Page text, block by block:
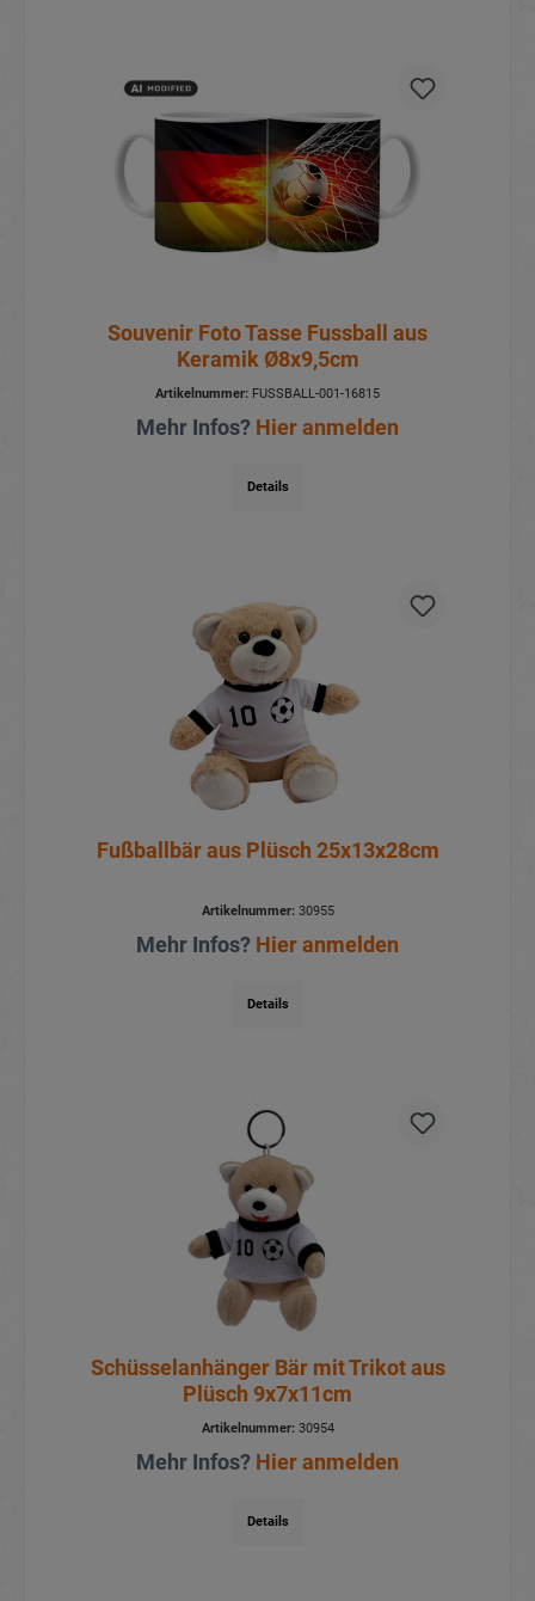
Souvenir Foto Tasse Fussball aus
Keramik Ø8x9,5cm
Artikelnummer: FUSSBALL-001-16815
Mehr Infos? Hier anmelden
Details
Fußballbär aus Plüsch 25x13x28cm
Artikelnummer:30955
Mehr Infos? Hier anmelden
Details
Schüsselanhänger Bär mit Trikot aus
Plüsch 9x7x11cm
Artikelnummer:30954
Mehr Infos? Hier anmelden
Details